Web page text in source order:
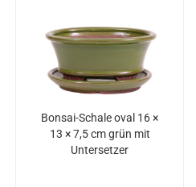
Bonsai-Schale oval 16 ×
13 × 7,5 cm grün mit
Untersetzer